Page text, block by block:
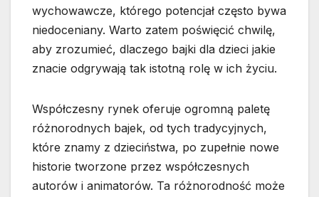
wychowawcze, którego potencjał często bywa
niedoceniany. Warto zatem poświęcić chwilę,
aby zrozumieć, dlaczego bajki dla dzieci jakie
znacie odgrywają tak istotną rolę w ich życiu.
Współczesny rynek oferuje ogromną paletę
różnorodnych bajek, od tych tradycyjnych,
które znamy z dzieciństwa, po zupełnie nowe
historie tworzone przez współczesnych
autorów i animatorów. Ta różnorodność może